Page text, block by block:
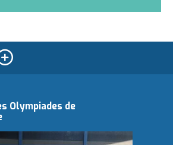
Olympiades de